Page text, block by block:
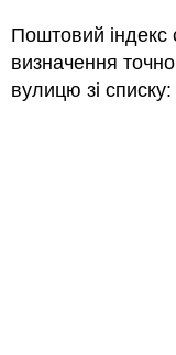
Поштовий індекс
визначення
вулицю зі списку: